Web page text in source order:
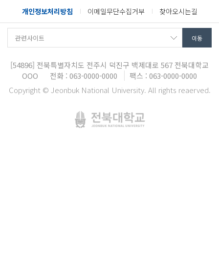
개인정보처리방침 이메일무단수집거부 찾아오시는길
[54896] 전북특별자치도 전주시 덕진구 백제대로 567 전북대학교
OOO
전화 : 063-0000-0000
팩스 : 063-0000-0000
Copyright © Jeonbuk National University. All rights reaerved.